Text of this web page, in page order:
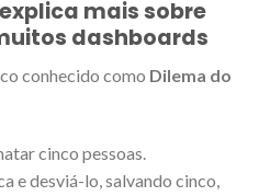
mais sobre
dashboards
conhecido como Dilema do
cinco pessoas.
e desviá-lo, salvando cinco,